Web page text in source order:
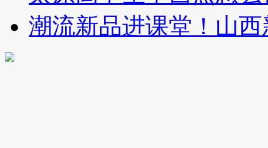
潮流新品进课堂！山